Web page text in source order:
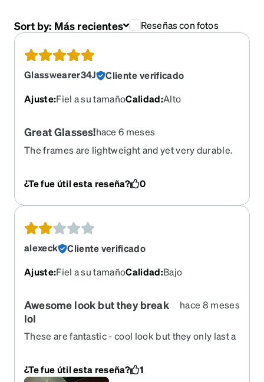
Sort by: Más recientes Reseñas con fotos
Glasswearer34J
Cliente verificado
Ajuste:Fiel a su tamañoCalidad:Alto
Great Glasses!hace 6 meses
The frames are lightweight and yet very durable.
¿Te fue útil esta reseña?
0
alexeck
Cliente verificado
Ajuste:Fiel a su tamañoCalidad:Bajo
Awesome look but they break
lol
hace 8 meses
These are fantastic - cool look but they only last a
have one or two backups, I like the design.
¿Te fue útil esta reseña? 1